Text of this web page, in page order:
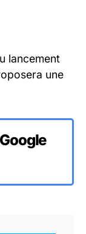
lancement
une